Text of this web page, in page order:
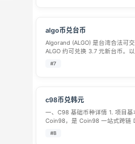
algo币兑台币
Algorand (ALGO) 是台湾合法可
ALGO 约可兑换 3.7 元新台币。
币的完整介绍： 📊 汇率速览 项
#7
c98币兑韩元
一、C98 基础币种详情 1. 项目
Coin98，是 Coin98 一站式跨链
代币，项目 2020 年正式上线，
#8